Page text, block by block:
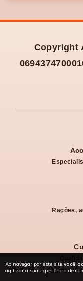
Ao navegar por este site você
agilizar a sua experiência de
Copyright
Rações,